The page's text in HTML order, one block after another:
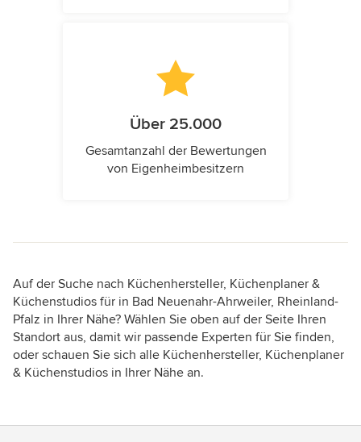
Über 25.000
Gesamtanzahl der Bewertungen
von Eigenheimbesitzern
Auf der Suche nach Küchenhersteller, Küchenplaner &
Küchenstudios für in Bad Neuenahr-Ahrweiler, Rheinland-
Pfalz in Ihrer Nähe? Wählen Sie oben auf der Seite Ihren
Standort aus, damit wir passende Experten für Sie finden,
oder schauen Sie sich alle Küchenhersteller, Küchenplaner
& Küchenstudios in Ihrer Nähe an.